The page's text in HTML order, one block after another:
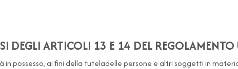
DEGLI ARTICOLI 13 E 14 DEL
in possesso, ai fini della tuteladelle persone e altri soggetti in